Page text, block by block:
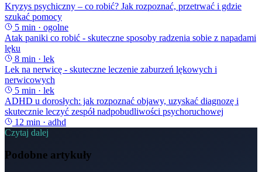
Kryzys psychiczny – co robić? Jak rozpoznać, przetrwać i gdzie
szukać pomocy
5 min · ogolne
Atak paniki co robić - skuteczne sposoby radzenia sobie z napadami
lęku
8 min · lek
Lek na nerwicę - skuteczne leczenie zaburzeń lękowych i
nerwicowych
5 min · lek
ADHD u dorosłych: jak rozpoznać objawy, uzyskać diagnozę i
skutecznie leczyć zespół nadpobudliwości psychoruchowej
12 min · adhd
Czytaj dalej
Podobne artykuły